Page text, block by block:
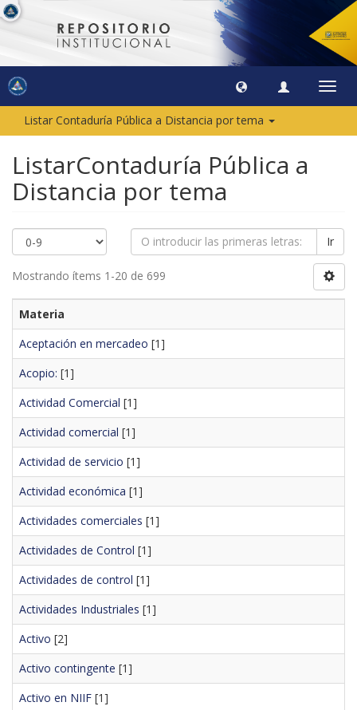
Listar Contaduría Pública a Distancia por tema
ListarContaduría Pública a
Distancia por tema
Ir
Mostrando ítems 1-20 de 699
Materia
Aceptación en mercadeo [1]
Acopio: [1]
Actividad Comercial [1]
Actividad comercial [1]
Actividad de servicio [1]
Actividad económica [1]
Actividades comerciales [1]
Actividades de Control [1]
Actividades de control [1]
Actividades Industriales [1]
Activo [2]
Activo contingente [1]
Activo en NIIF [1]